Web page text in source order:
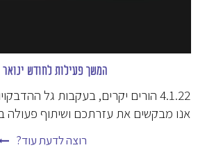
המשך פעילות לחודש ינואר 2022
4.1.22 הורים יקרים, בעקבות גל
אנו מבקשים את עזרתכם ושיתוף פעולה
רוצה לדעת עוד?